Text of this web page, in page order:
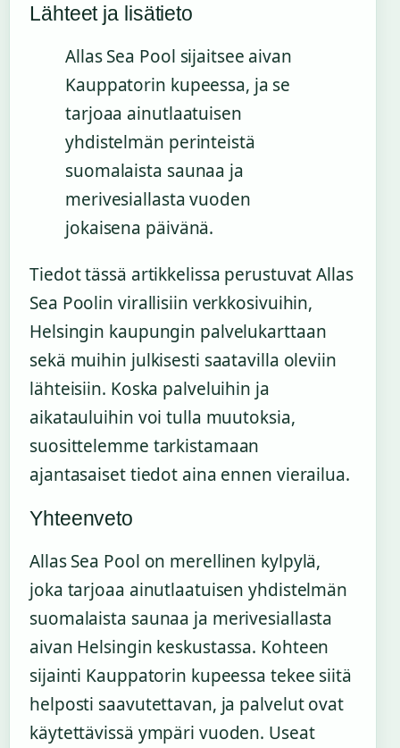
Lähteet ja lisätieto
Allas Sea Pool sijaitsee aivan
Kauppatorin kupeessa, ja se
tarjoaa ainutlaatuisen
yhdistelmän perinteistä
suomalaista saunaa ja
merivesiallasta vuoden
jokaisena päivänä.
Tiedot tässä artikkelissa perustuvat Allas
Sea Poolin virallisiin verkkosivuihin,
Helsingin kaupungin palvelukarttaan
sekä muihin julkisesti saatavilla oleviin
lähteisiin. Koska palveluihin ja
aikatauluihin voi tulla muutoksia,
suosittelemme tarkistamaan
ajantasaiset tiedot aina ennen vierailua.
Yhteenveto
Allas Sea Pool on merellinen kylpylä,
joka tarjoaa ainutlaatuisen yhdistelmän
suomalaista saunaa ja merivesiallasta
aivan Helsingin keskustassa. Kohteen
sijainti Kauppatorin kupeessa tekee siitä
helposti saavutettavan, ja palvelut ovat
käytettävissä ympäri vuoden. Useat